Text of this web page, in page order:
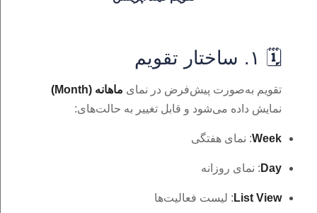
🗓️ ۱. ساختار تقویم
تقویم به‌صورت پیش‌فرض در نمای ماهانه (Month)
نمایش داده می‌شود و قابل تغییر به حالت‌های:
Week: نمای هفتگی
Day : نمای روزانه
List View : لیست فعالیت‌ها